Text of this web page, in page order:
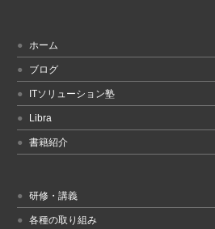
ホーム
ブログ
ITソリューション塾
Libra
書籍紹介
研修・講義
各種の取り組み